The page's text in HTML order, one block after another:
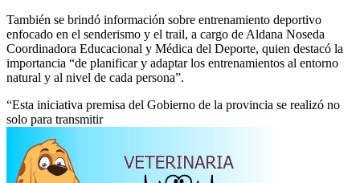
También se brindó información sobre entrenamiento deportivo
enfocado en el senderismo y el trail, a cargo de Aldana Noseda
Coordinadora Educacional y Médica del Deporte, quien destacó la
importancia “de planificar y adaptar los entrenamientos al entorno
natural y al nivel de cada persona”.
“Esta iniciativa premisa del Gobierno de la provincia se realizó no
solo para transmitir